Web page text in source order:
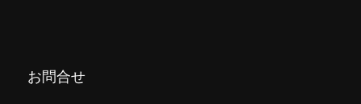
お問合せ